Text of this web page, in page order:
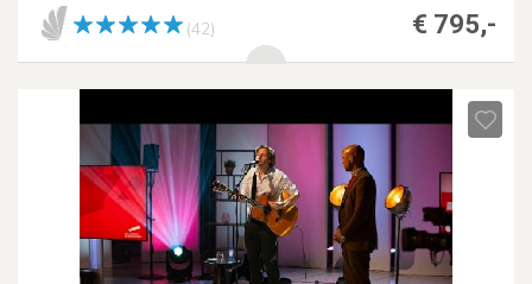
€ 795,-
(42)